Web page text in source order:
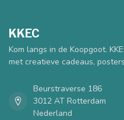
KKEC
Kom langs in de Koopgoot.
met creatieve cadeaus,
Beurstraverse 186
3012 AT Rotterdam
Nederland